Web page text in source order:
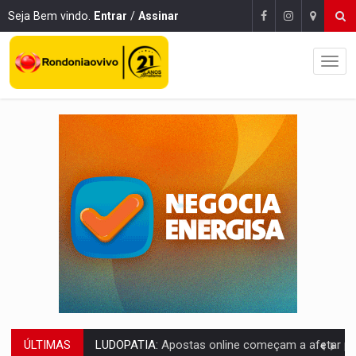
Seja Bem vindo. Entrar / Assinar
ÚLTIMAS REFLORESTAMENTO: Plantar árvores não será mais suficiente para